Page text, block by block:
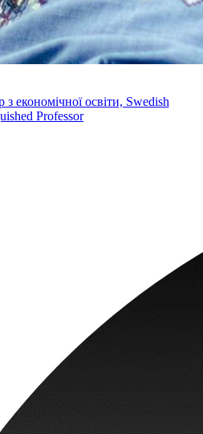
економічної освіти, Swedish
Professor